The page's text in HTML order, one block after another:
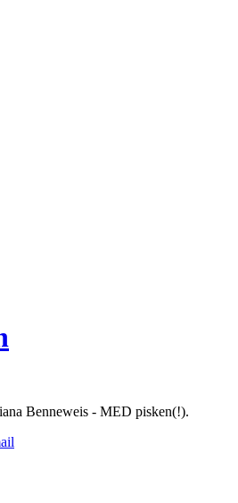
Benneweis - MED pisken(!).